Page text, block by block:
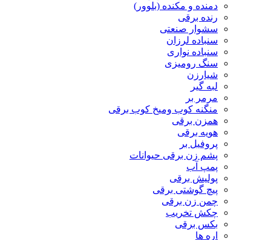
دمنده و مکنده (بلوور)
رنده برقی
سشوار صنعتی
سنباده لرزان
سنباده نواری
سنگ رومیزی
شیارزن
لبه گیر
مرمر بر
منگنه کوب ومیخ کوب برقی
همزن برقی
هویه برقی
پروفیل بر
پشم زن برقی حیوانات
پمپ آب
پولیش برقی
پیچ گوشتی برقی
چمن زن برقی
چکش تخریب
بکس برقی
اره ها